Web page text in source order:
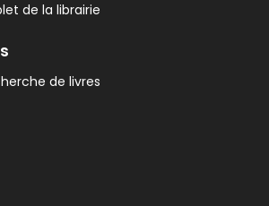
de la librairie
de livres